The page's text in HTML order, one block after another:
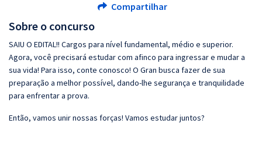
Sobre o concurso
SAIU O EDITAL!! Cargos para nível fundamental, médio e superior.
Agora, você precisará estudar com afinco para ingressar e mudar a
sua vida! Para isso, conte conosco! O Gran busca fazer de sua
preparação a melhor possível, dando-lhe segurança e tranquilidade
para enfrentar a prova.
Então, vamos unir nossas forças! Vamos estudar juntos?
Compartilhar